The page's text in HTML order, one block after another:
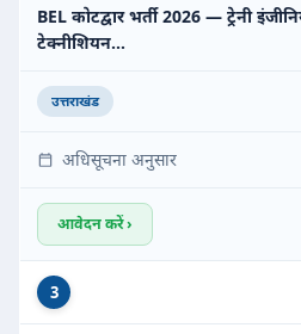
BEL कोटद्वार भर्ती 2026 — ट्रेनी
टेक्नीशियन…
उत्तराखंड
अधिसूचना अनुसार
आवेदन करें ›
3